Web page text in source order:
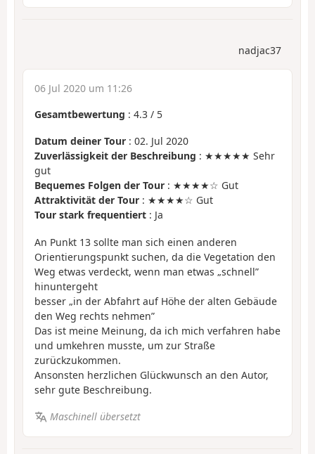
nadjac37
06 Jul 2020 um 11:26
Gesamtbewertung : 4.3 / 5
Datum deiner Tour : 02. Jul 2020
Zuverlässigkeit der Beschreibung : ★★★★★ Sehr
gut
Bequemes Folgen der Tour : ★★★★☆ Gut
Attraktivität der Tour : ★★★★☆ Gut
Tour stark frequentiert : Ja
An Punkt 13 sollte man sich einen anderen
Orientierungspunkt suchen, da die Vegetation den
Weg etwas verdeckt, wenn man etwas „schnell”
hinuntergeht
besser „in der Abfahrt auf Höhe der alten Gebäude
den Weg rechts nehmen”
Das ist meine Meinung, da ich mich verfahren habe
und umkehren musste, um zur Straße
zurückzukommen.
Ansonsten herzlichen Glückwunsch an den Autor,
sehr gute Beschreibung.
Maschinell übersetzt